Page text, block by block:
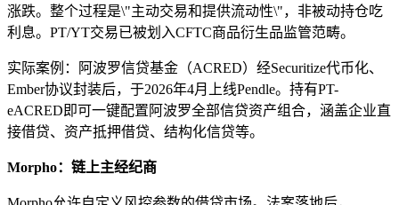
涨跌。整个过程是\"主动交易和提供流动性\"，非被动持仓吃
利息。PT/YT交易已被划入CFTC商品衍生品监管范畴。
实际案例：阿波罗信贷基金（ACRED）经Securitize代币化、
Ember协议封装后，于2026年4月上线Pendle。持有PT-
eACRED即可一键配置阿波罗全部信贷资产组合，涵盖企业直
接借贷、资产抵押借贷、结构化信贷等。
Morpho：链上主经纪商